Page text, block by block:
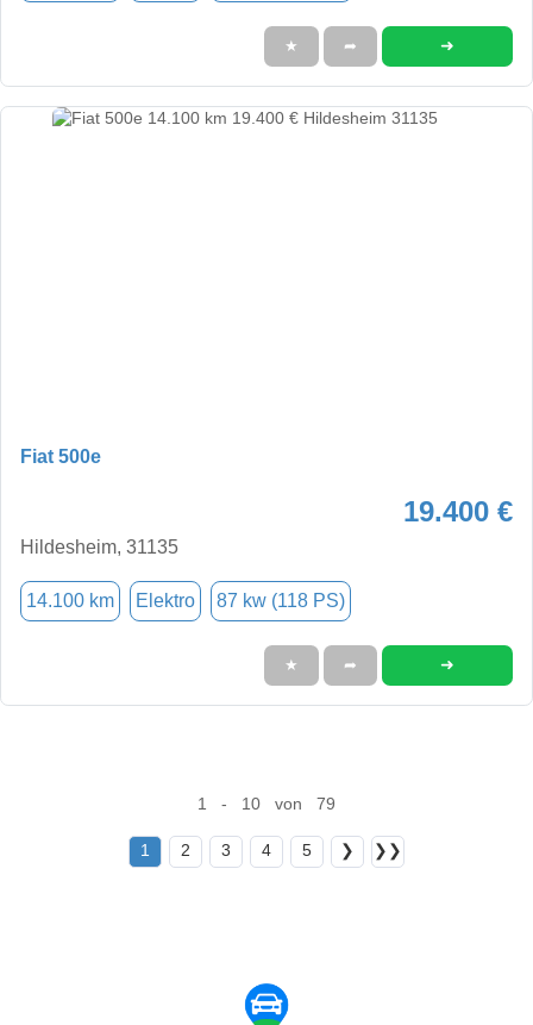
★ ➦ ➜
Fiat 500e
19.400 €
Hildesheim, 31135
14.100 km Elektro 87 kw (118 PS)
★ ➦ ➜
1 - 10 von 79
1 2 3 4 5 ❯ ❯❯